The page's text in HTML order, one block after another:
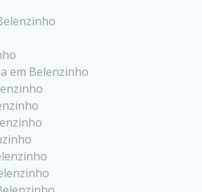
em Belenzinho